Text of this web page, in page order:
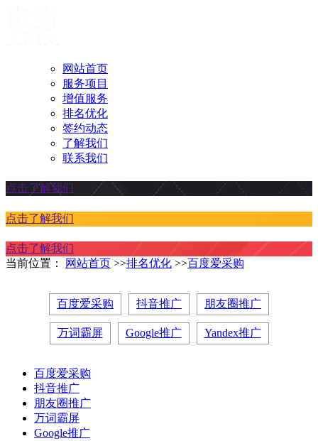
网站首页
服务项目
增值服务
排名优化
签约动态
了解我们
联系我们
点击了解我们
点击了解我们
点击了解我们
当前位置：
网站首页 >>排名优化 >>百度爱采购
百度爱采购 抖音推广 朋友圈推广
万词霸屏 Google推广 Yandex推广
百度爱采购
抖音推广
朋友圈推广
万词霸屏
Google推广